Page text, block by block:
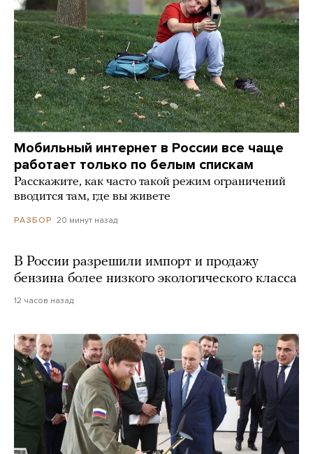
Мобильный интернет в России все чаще
работает только по белым спискам
Расскажите, как часто такой режим ограничений
вводится там, где вы живете
РАЗБОР 20 минут назад
В России разрешили импорт и продажу
бензина более низкого экологического класса
12 часов назад